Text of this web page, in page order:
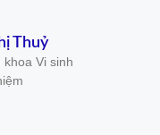
Thuỷ
Vi sinh